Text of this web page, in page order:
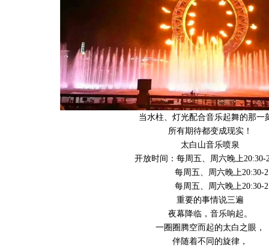
当水柱、灯光配合音乐起舞的那一
所有期待都变成现实！
太白山音乐喷泉
开放时间：每周五、周六晚上20:30-
每周五、周六晚上20:30-
每周五、周六晚上20:30-
重要的事情说三遍
夜幕降临，音乐响起。
一圈圈腾空而起的太白之眼，
伴随着不同的旋律，